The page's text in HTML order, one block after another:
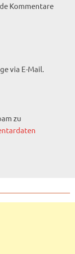
Kommentare
via E-Mail.
zu